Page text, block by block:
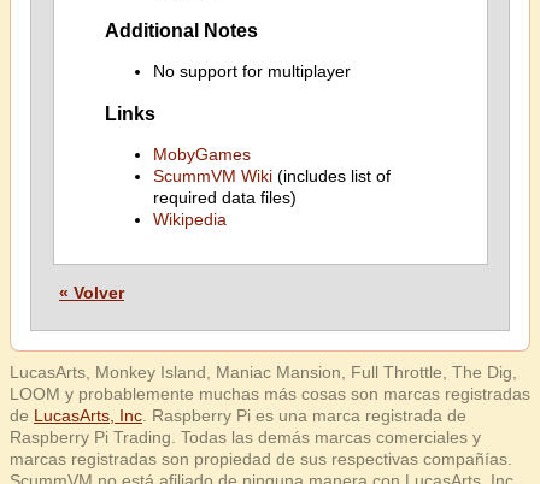
Additional Notes
No support for multiplayer
Links
MobyGames
ScummVM Wiki(includes list of
required data files)
Wikipedia
« Volver
LucasArts, Monkey Island, Maniac Mansion, Full Throttle, The Dig,
LOOM y probablemente muchas más cosas son marcas registradas
de LucasArts, Inc . Raspberry Pi es una marca registrada de
Raspberry Pi Trading. Todas las demás marcas comerciales y
marcas registradas son propiedad de sus respectivas compañías.